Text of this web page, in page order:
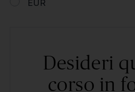
EUR
Desideri
corso in